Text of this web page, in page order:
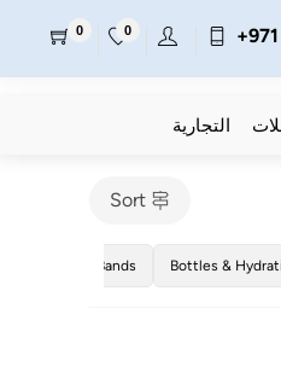
0
0
التجارية
Sort
Bottles &
Resistance Bands